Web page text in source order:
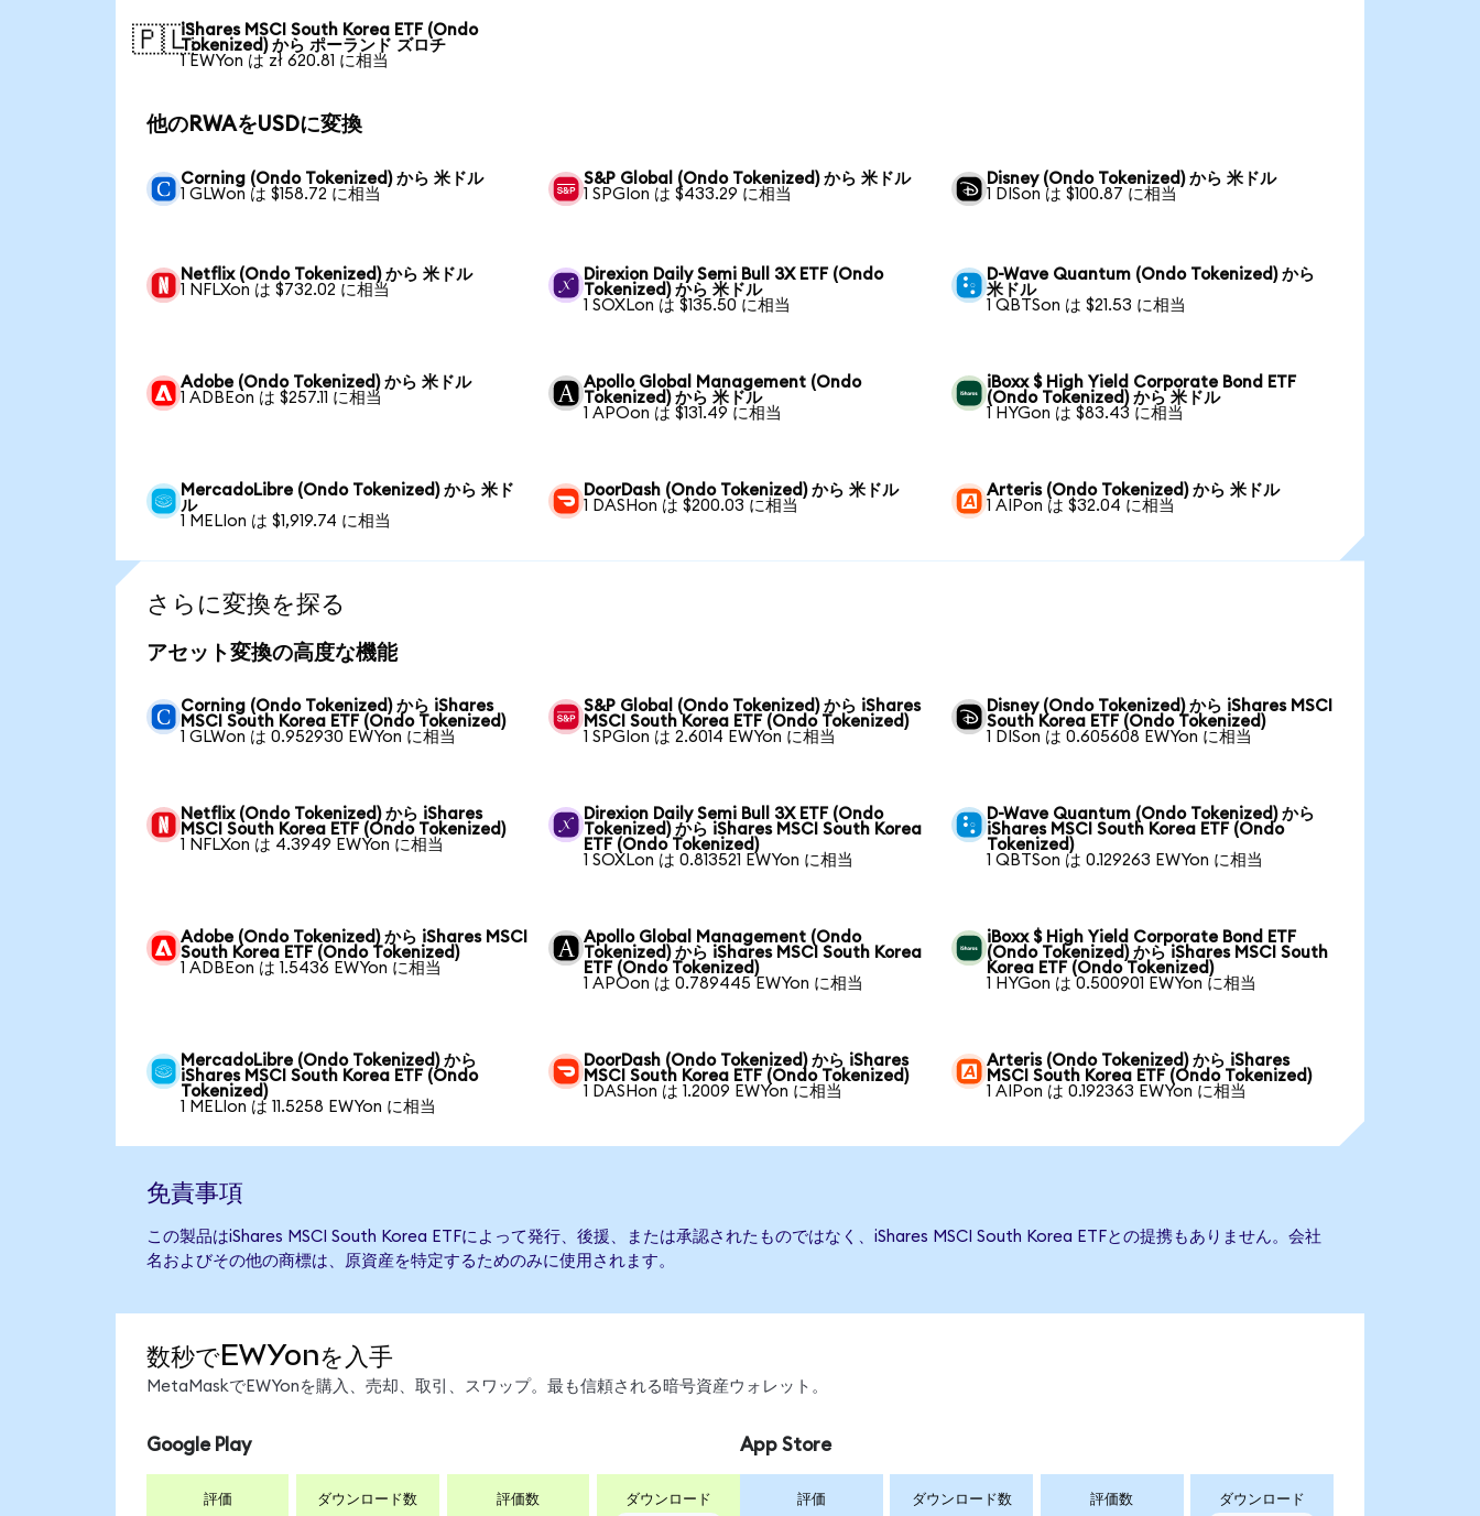
🇵🇱iShares MSCI South Korea ETF (Ondo
Tokenized) から ポーランド ズロチ
1 EWYon は zł 620.81 に相当
他のRWAをUSDに変換
Corning (Ondo Tokenized) から 米ドル
1 GLWon は $158.72 に相当
S&P Global (Ondo Tokenized) から 米ドル
1 SPGIon は $433.29 に相当
Disney (Ondo Tokenized) から 米ドル
1 DISon は $100.87 に相当
Netflix (Ondo Tokenized) から 米ドル
1 NFLXon は $732.02 に相当
Direxion Daily Semi Bull 3X ETF (Ondo
Tokenized) から 米ドル
1 SOXLon は $135.50 に相当
D-Wave Quantum (Ondo Tokenized) から
米ドル
1 QBTSon は $21.53 に相当
Adobe (Ondo Tokenized) から 米ドル
1 ADBEon は $257.11 に相当
Apollo Global Management (Ondo
Tokenized) から 米ドル
1 APOon は $131.49 に相当
iBoxx $ High Yield Corporate Bond ETF
(Ondo Tokenized) から 米ドル
1 HYGon は $83.43 に相当
MercadoLibre (Ondo Tokenized) から 米ド
ル
1 MELIon は $1,919.74 に相当
DoorDash (Ondo Tokenized) から 米ドル
1 DASHon は $200.03 に相当
Arteris (Ondo Tokenized) から 米ドル
1 AIPon は $32.04 に相当
さらに変換を探る
アセット変換の高度な機能
Corning (Ondo Tokenized) から iShares
MSCI South Korea ETF (Ondo Tokenized)
1 GLWon は 0.952930 EWYon に相当
S&P Global (Ondo Tokenized) から iShares
MSCI South Korea ETF (Ondo Tokenized)
1 SPGIon は 2.6014 EWYon に相当
Disney (Ondo Tokenized) から iShares MSCI
South Korea ETF (Ondo Tokenized)
1 DISon は 0.605608 EWYon に相当
Netflix (Ondo Tokenized) から iShares
MSCI South Korea ETF (Ondo Tokenized)
1 NFLXon は 4.3949 EWYon に相当
Direxion Daily Semi Bull 3X ETF (Ondo
Tokenized) から iShares MSCI South Korea
ETF (Ondo Tokenized)
1 SOXLon は 0.813521 EWYon に相当
D-Wave Quantum (Ondo Tokenized) から
iShares MSCI South Korea ETF (Ondo
Tokenized)
1 QBTSon は 0.129263 EWYon に相当
Adobe (Ondo Tokenized) から iShares MSCI
South Korea ETF (Ondo Tokenized)
1 ADBEon は 1.5436 EWYon に相当
Apollo Global Management (Ondo
Tokenized) から iShares MSCI South Korea
ETF (Ondo Tokenized)
1 APOon は 0.789445 EWYon に相当
iBoxx $ High Yield Corporate Bond ETF
(Ondo Tokenized) から iShares MSCI South
Korea ETF (Ondo Tokenized)
1 HYGon は 0.500901 EWYon に相当
MercadoLibre (Ondo Tokenized) から
iShares MSCI South Korea ETF (Ondo
Tokenized)
1 MELIon は 11.5258 EWYon に相当
DoorDash (Ondo Tokenized) から iShares
MSCI South Korea ETF (Ondo Tokenized)
1 DASHon は 1.2009 EWYon に相当
Arteris (Ondo Tokenized) から iShares
MSCI South Korea ETF (Ondo Tokenized)
1 AIPon は 0.192363 EWYon に相当
免責事項
この製品はiShares MSCI South Korea ETFによって発行、後援、または承認されたものではなく、iShares MSCI South Korea ETFとの提携もありません。会社
名およびその他の商標は、原資産を特定するためのみに使用されます。
数秒でEWYonを入手
MetaMaskでEWYonを購入、売却、取引、スワップ。最も信頼される暗号資産ウォレット。
Google Play
評価 ダウンロード数 評価数 ダウンロード
App Store
評価 ダウンロード数 評価数 ダウンロード